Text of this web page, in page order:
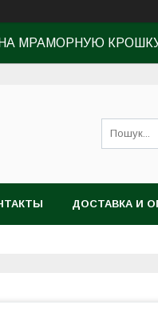
МРАМОРНУЮ
ДОСТАВКА И